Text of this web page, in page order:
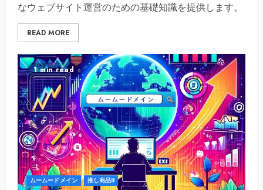
なウェブサイト運営のための基礎知識を提供します。
READ MORE
1 min read
ムームードメイン 推し商品II